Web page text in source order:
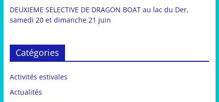
DEUXIEME SELECTIVE DE DRAGON BOAT au lac du Der,
samedi 20 et dimanche 21 juin
Catégories
Activités estivales
Actualités